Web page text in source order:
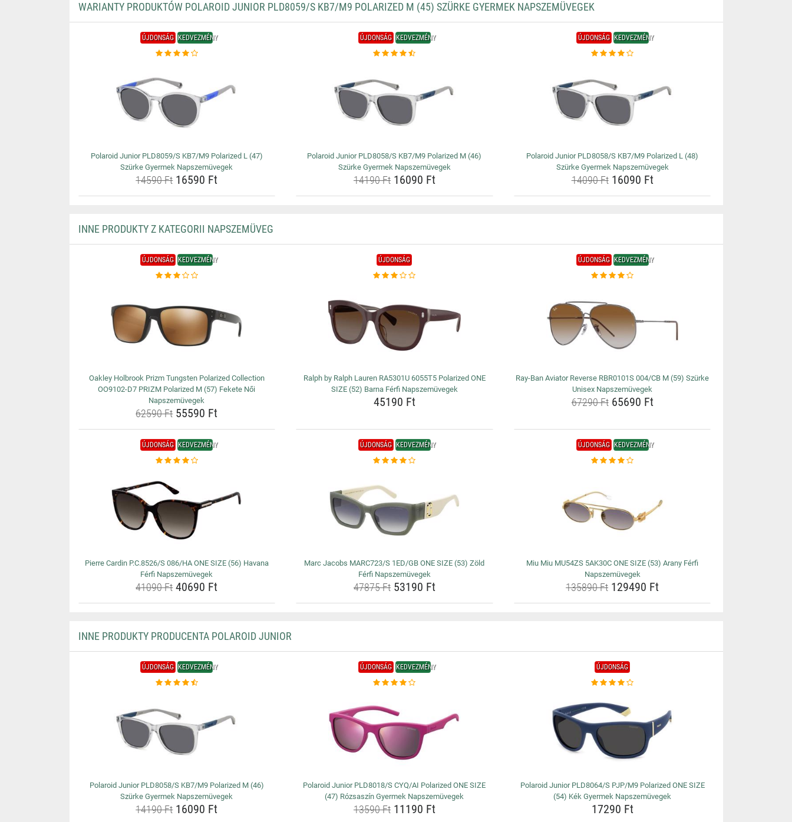
WARIANTY PRODUKTÓW POLAROID JUNIOR PLD8059/S KB7/M9 POLARIZED M (45) SZÜRKE GYERMEK NAPSZEMÜVEGEK
ÚJDONSÁG KEDVEZMÉNY
Polaroid Junior PLD8059/S KB7/M9 Polarized L (47)
Szürke Gyermek Napszemüvegek
14590 Ft16590 Ft
ÚJDONSÁG KEDVEZMÉNY
Polaroid Junior PLD8058/S KB7/M9 Polarized M (46)
Szürke Gyermek Napszemüvegek
14190 Ft16090 Ft
ÚJDONSÁG KEDVEZMÉNY
Polaroid Junior PLD8058/S KB7/M9 Polarized L (48)
Szürke Gyermek Napszemüvegek
14090 Ft16090 Ft
INNE PRODUKTY Z KATEGORII NAPSZEMÜVEG
ÚJDONSÁG KEDVEZMÉNY
Oakley Holbrook Prizm Tungsten Polarized Collection
OO9102-D7 PRIZM Polarized M (57) Fekete Női
Napszemüvegek
62590 Ft55590 Ft
ÚJDONSÁG
Ralph by Ralph Lauren RA5301U 6055T5 Polarized ONE
SIZE (52) Barna Férfi Napszemüvegek
45190 Ft
ÚJDONSÁG KEDVEZMÉNY
Ray-Ban Aviator Reverse RBR0101S 004/CB M (59) Szürke
Unisex Napszemüvegek
67290 Ft65690 Ft
ÚJDONSÁG KEDVEZMÉNY
Pierre Cardin P.C.8526/S 086/HA ONE SIZE (56) Havana
Férfi Napszemüvegek
41090 Ft40690 Ft
ÚJDONSÁG KEDVEZMÉNY
Marc Jacobs MARC723/S 1ED/GB ONE SIZE (53) Zöld
Férfi Napszemüvegek
47875 Ft53190 Ft
ÚJDONSÁG KEDVEZMÉNY
Miu Miu MU54ZS 5AK30C ONE SIZE (53) Arany Férfi
Napszemüvegek
135890 Ft 129490 Ft
INNE PRODUKTY PRODUCENTA POLAROID JUNIOR
ÚJDONSÁG KEDVEZMÉNY
Polaroid Junior PLD8058/S KB7/M9 Polarized M (46)
Szürke Gyermek Napszemüvegek
14190 Ft16090 Ft
ÚJDONSÁG KEDVEZMÉNY
Polaroid Junior PLD8018/S CYQ/AI Polarized ONE SIZE
(47) Rózsaszín Gyermek Napszemüvegek
13590 Ft11190 Ft
ÚJDONSÁG
Polaroid Junior PLD8064/S PJP/M9 Polarized ONE SIZE
(54) Kék Gyermek Napszemüvegek
17290 Ft